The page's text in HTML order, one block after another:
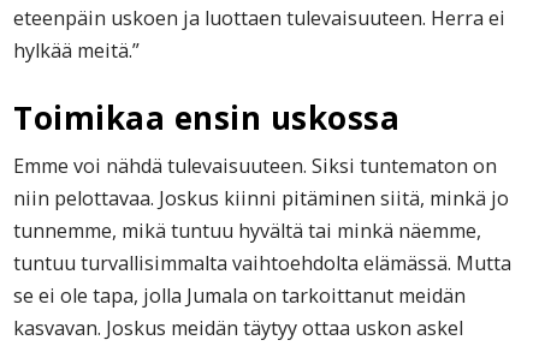
eteenpäin uskoen ja luottaen tulevaisuuteen. Herra ei
hylkää meitä.”
Toimikaa ensin uskossa
Emme voi nähdä tulevaisuuteen. Siksi tuntematon on
niin pelottavaa. Joskus kiinni pitäminen siitä, minkä jo
tunnemme, mikä tuntuu hyvältä tai minkä näemme,
tuntuu turvallisimmalta vaihtoehdolta elämässä. Mutta
se ei ole tapa, jolla Jumala on tarkoittanut meidän
kasvavan. Joskus meidän täytyy ottaa uskon askel